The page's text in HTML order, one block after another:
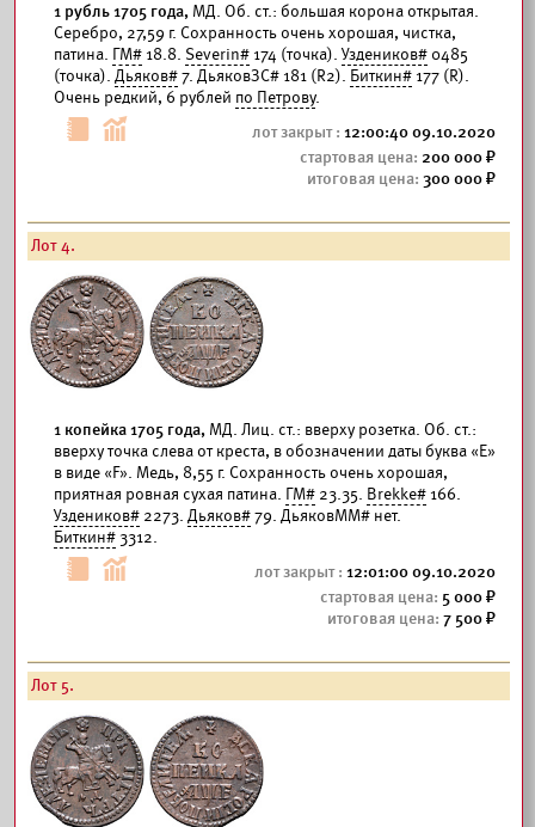
1 рубль 1705 года, МД. Об. ст.: большая корона открытая.
Серебро, 27,59 г. Сохранность очень хорошая, чистка,
патина. ГМ# 18.8. Severin# 174 (точка). Уздеников# 0485
(точка). Дьяков#7. ДьяковЗС# 181 (R2). Биткин# 177 (R).
Очень редкий, 6 рублей по Петрову.
12:00:40 09.10.2020
200 000
300 000
Лот 4.
1 копейка 1705 года, МД. Лиц. ст.: вверху розетка. Об. ст.:
вверху точка слева от креста, в обозначении даты буква «Е»
в виде «F». Медь, 8,55 г. Сохранность очень хорошая,
приятная ровная сухая патина. ГМ# 23.35. Brekke# 166.
Уздеников# 2273. Дьяков#79. ДьяковММ# нет.
Биткин#3312.
12:01:00 09.10.2020
5 000
7 500
Лот 5.